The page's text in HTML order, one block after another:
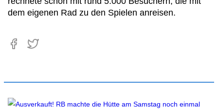
dem eigenen Rad zu den Spielen anreisen.